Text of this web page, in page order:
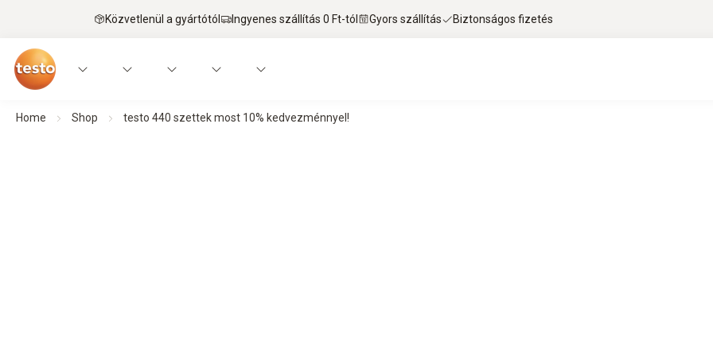
Közvetlenül a gyártótól Ingyenes szállítás 0 Ft-tól Gyors szállítás Biztonságos fizetés
Home Shop testo 440 szettek most 10% kedvezménnyel!